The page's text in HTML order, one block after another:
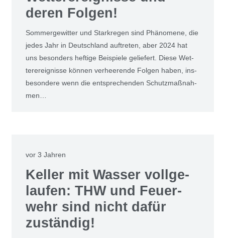
deren Fol­gen!
Som­mer­ge­wit­ter und Stark­re­gen sind Phä­no­me­ne, die
jedes Jahr in Deutsch­land auf­tre­ten, aber 2024 hat
uns beson­ders hef­ti­ge Bei­spie­le gelie­fert. Die­se Wet­
ter­ereig­nis­se kön­nen ver­hee­ren­de Fol­gen haben, ins­
be­son­de­re wenn die ent­spre­chen­den Schutz­maß­nah­
men…
vor 3 Jahren
Kel­ler mit Was­ser voll­ge­
lau­fen: THW und Feu­er­
wehr sind nicht dafür
zustän­dig!